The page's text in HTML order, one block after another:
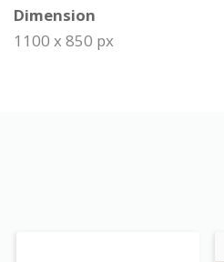
Dimension
1100 x 850 px